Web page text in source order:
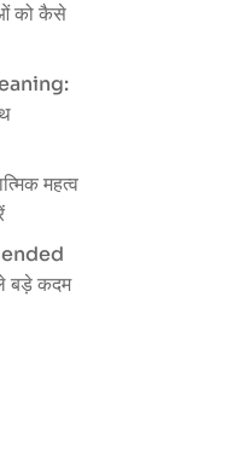
को कैसे
महत्व
बड़े कदम